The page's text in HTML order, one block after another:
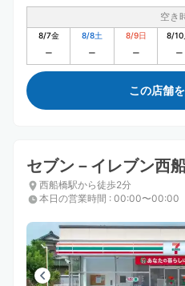
空き
8/7金 8/8土 8/9日 8/10
この店舗
セブン－イレブン西
西船橋駅から徒歩2分
本日の営業時間 : 00:00〜00:00